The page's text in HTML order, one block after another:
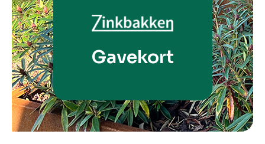
Gavekort